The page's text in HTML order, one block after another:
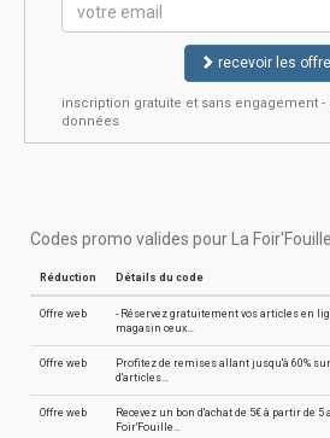
recevoir les
inscription gratuite et sans engagement
données
Codes promo valides pour La Foir'Fouille
Réduction Détails du code
Offre web
- Réservez gratuitement vos articles en
magasin ceux…
Offre web
Profitez de remises allant jusqu'à 60%
d'articles…
Offre web
Recevez un bon d'achat de 5€ à partir de 5
Foir'Fouille…